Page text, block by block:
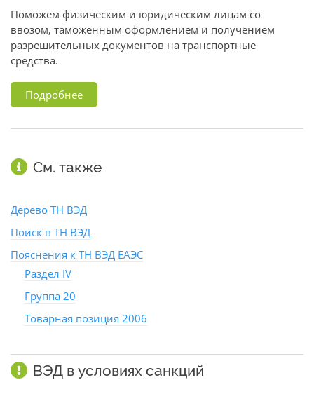
Поможем физическим и юридическим лицам со
ввозом, таможенным оформлением и получением
разрешительных документов на транспортные
средства.
Подробнее
См. также
Дерево ТН ВЭД
Поиск в ТН ВЭД
Пояснения к ТН ВЭД ЕАЭС
Раздел IV
Группа 20
Товарная позиция 2006
ВЭД в условиях санкций